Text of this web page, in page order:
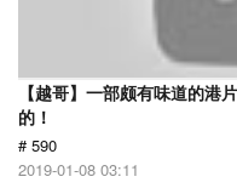
【越哥】一部颇有味道的港
的！
# 590
2019-01-08 03:11